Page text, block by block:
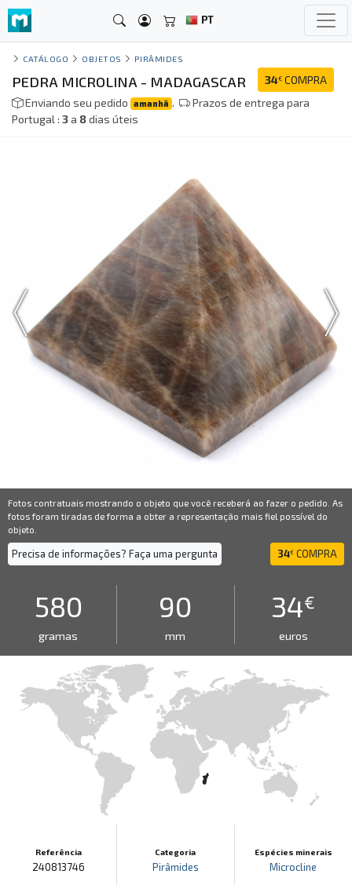
PT
CATÁLOGO OBJETOS PIRÂMIDES
34€ COMPRA
PEDRA MICROLINA - MADAGASCAR
Enviando seu pedido amanhã .
Prazos de entrega para
Portugal : 3a 8dias úteis
Fotos contratuais mostrando o objeto que você receberá ao fazer o pedido. As
fotos foram tiradas de forma a obter a representação mais fiel possível do
objeto.
Precisa de informações? Faça uma pergunta 34€ COMPRA
580
gramas
90
mm
34€
euros
Referência
240813746
Categoria
Pirâmides
Espécies minerais
Microcline